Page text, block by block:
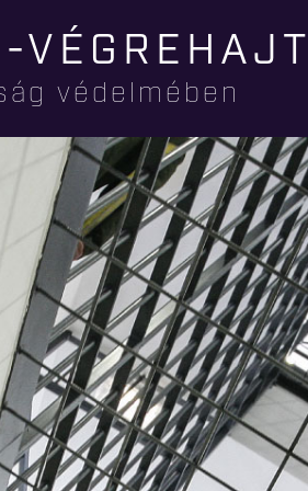
védelmében